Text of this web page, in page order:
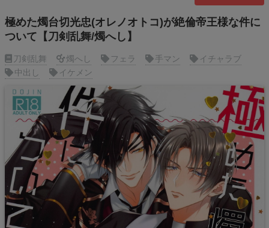
極めた燭台切光忠(オレノオトコ)が絶倫帝王様な件に
ついて【刀剣乱舞/燭へし】
刀剣乱舞 燭へし フェラ 手マン
イチャラブ
中出し
イケメン